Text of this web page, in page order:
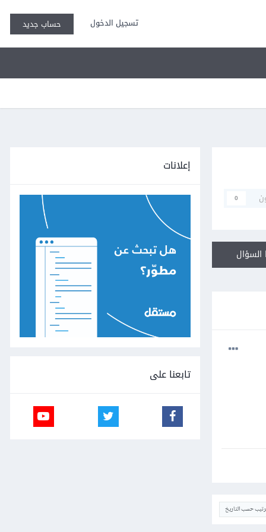
تسجيل الدخول حساب جديد
0
حسب التاريخ
إعلانات
تابعنا على